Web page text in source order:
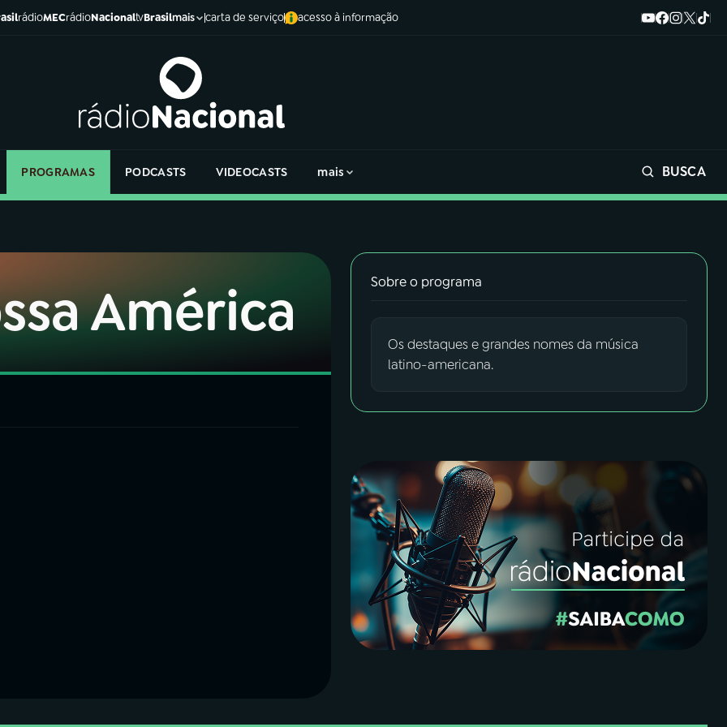
rádioMECrádioNacionaltvBrasilmais carta de serviço acesso à informação
PROGRAMAS PODCASTS VIDEOCASTS mais BUSCA
América Sobre o programa
Os destaques e grandes nomes da música
latino-americana.